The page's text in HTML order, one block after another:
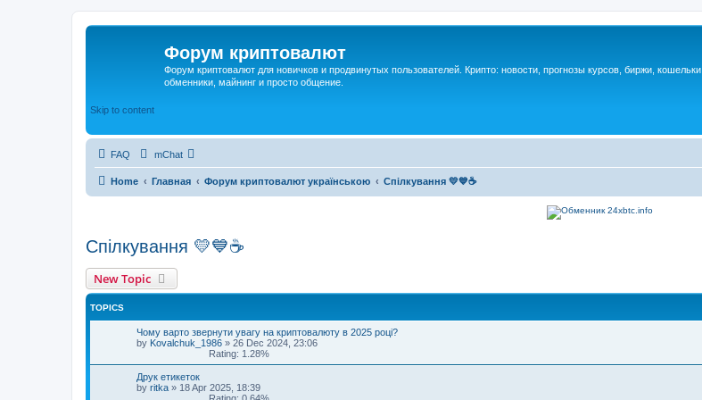
Форум криптовалют
Форум криптовалют для новичков и продвинутых пользователей. Крипто: новости, прогнозы курсов, биржи, кошельки,
обменники, майнинг и просто общение.
Skip to content
FAQ mChat
Home Главная Форум криптовалют українською Спілкування 💛💙☕
Спілкування 💛💙☕
New Topic
TOPICS
Чому варто звернути увагу на криптовалюту в 2025 році?
by Kovalchuk_1986 » 26 Dec 2024, 23:06
Rating: 1.28%
Друк етикеток
by ritka » 18 Apr 2025, 18:39